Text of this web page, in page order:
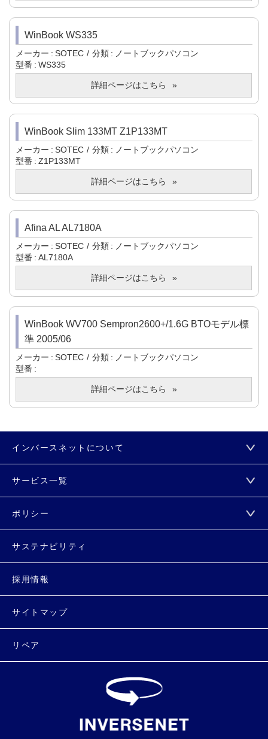
WinBook WS335
メーカー SOTEC 分類
ノートブックパソコン
型番
WS335
詳細ページはこちら
WinBook Slim 133MT Z1P133MT
メーカー SOTEC 分類
ノートブックパソコン
型番
Z1P133MT
詳細ページはこちら
Afina AL AL7180A
メーカー SOTEC 分類
ノートブックパソコン
型番
AL7180A
詳細ページはこちら
WinBook WV700 Sempron2600+/1.6G BTOモデル標
準 2005/06
メーカー SOTEC 分類
ノートブックパソコン
型番
詳細ページはこちら
インバースネットについて
サービス一覧
ポリシー
サステナビリティ
採用情報
サイトマップ
リペア